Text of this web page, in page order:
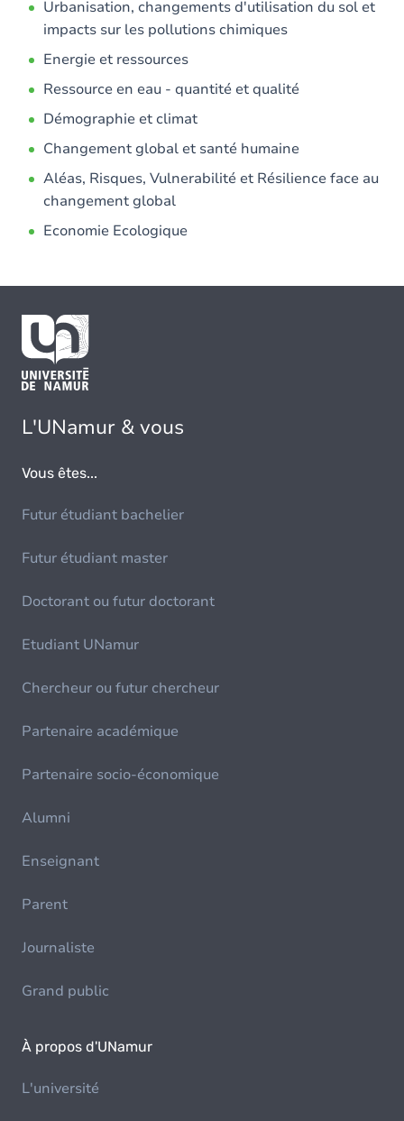
Urbanisation, changements d'utilisation du sol et
impacts sur les pollutions chimiques
Energie et ressources
Ressource en eau - quantité et qualité
Démographie et climat
Changement global et santé humaine
Aléas, Risques, Vulnerabilité et Résilience face au
changement global
Economie Ecologique
L'UNamur & vous
Vous êtes...
Futur étudiant bachelier
Futur étudiant master
Doctorant ou futur doctorant
Etudiant UNamur
Chercheur ou futur chercheur
Partenaire académique
Partenaire socio-économique
Alumni
Enseignant
Parent
Journaliste
Grand public
À propos d'UNamur
L'université